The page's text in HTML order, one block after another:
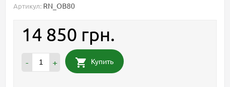
Артикул: RN_OB80
14 850 грн.
- + Купить